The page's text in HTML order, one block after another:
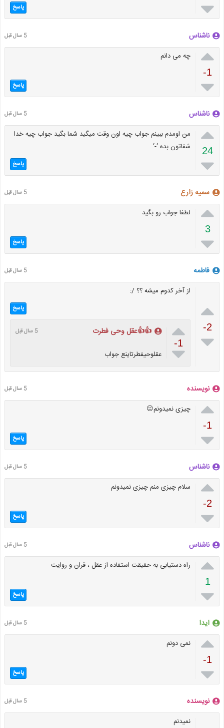
 پاسخ
ناشناس 5 سال قبل

-1

چه می دانم
پاسخ
ناشناس 5 سال قبل

24

من اومدم ببینم جواب چیه اون وقت میگید شما بگید جواب چیه خدا
شفاتون بده ‘-‘
پاسخ
سمیه زارع 5 سال قبل

3

لطفا جواب رو بگید
پاسخ
فاطمه 5 سال قبل

-2

از آخر کدوم میشه ؟؟ /:
پاسخ

-1

👍👍عقل وحی فطرت 5 سال قبل
عقلوحیفطرتاینع جواب
نویسنده 5 سال قبل

-1

چیزی نمیدونم😐
پاسخ
ناشناس 5 سال قبل

-2

سلام چیزی منم چیزی نمیدونم
پاسخ
ناشناس 5 سال قبل

1

راه دستیابی به حقیقت استفاده از عقل ، قران و روایت
پاسخ
ایدا 5 سال قبل

-1

نمی دونم
پاسخ
نویسنده 5 سال قبل
نمیدنم